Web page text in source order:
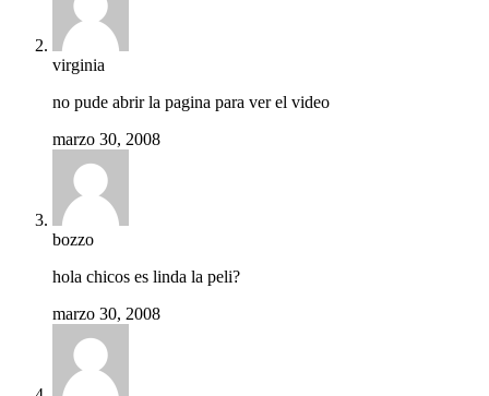
virginia
no pude abrir la pagina para ver el video
marzo 30, 2008
bozzo
hola chicos es linda la peli?
marzo 30, 2008